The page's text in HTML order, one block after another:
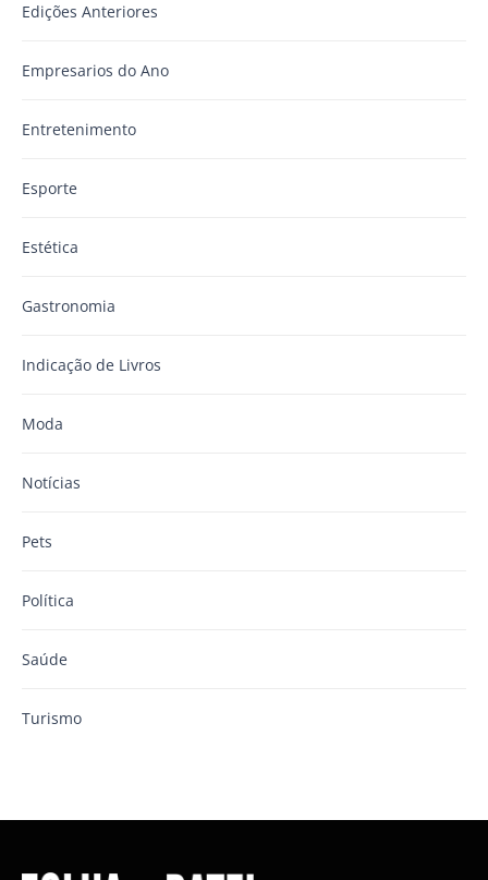
Edições Anteriores
Empresarios do Ano
Entretenimento
Esporte
Estética
Gastronomia
Indicação de Livros
Moda
Notícias
Pets
Política
Saúde
Turismo